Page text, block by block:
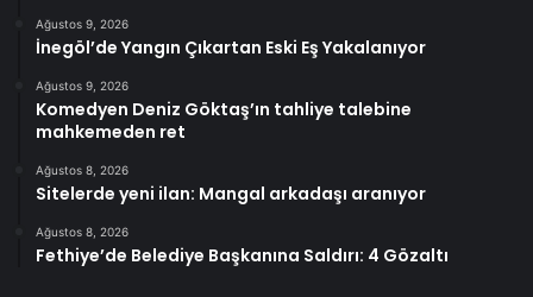
Ağustos 9, 2026
İnegöl’de Yangın Çıkartan Eski Eş Yakalanıyor
Ağustos 9, 2026
Komedyen Deniz Göktaş’ın tahliye talebine
mahkemeden ret
Ağustos 8, 2026
Sitelerde yeni ilan: Mangal arkadaşı aranıyor
Ağustos 8, 2026
Fethiye’de Belediye Başkanına Saldırı: 4 Gözaltı